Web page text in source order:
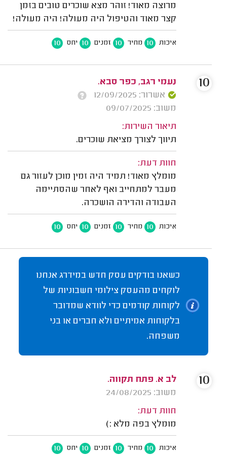
מרוצה מאוד! זוהר מצא שוכרים טובים בזמן
קצר מאוד והטיפול היה מעולה! היה מעולה!
איכות 10 מחיר 10 זמנים 10 יחס 10
נעמי רגב, כפר סבא.
אשרור: 12/09/2025
משוב: 09/07/2025
תיאור השירות:
תיווך לצורך מציאת שוכרים.
חוות דעת:
מומלץ מאוד! תמיד היה זמין מוכן לעזור גם
מעבר למתחייב ואף לאחר שהסתיימה
העבודה והדירה הושכרה.
איכות 10 מחיר 10 זמנים 10 יחס 10
10
כשאנו בודקים עסק חדש במידרג אנחנו
לוקחים מהעסק צילומי חשבוניות של
לקוחות קודמים כדי לוודא שמדובר
בלקוחות אמיתיים ולא חברים או בני
משפחה.
לב א. פתח תקווה.
משוב: 24/08/2025
חוות דעת:
מומלץ בפה מלא :)
איכות 10 מחיר 10 זמנים 10 יחס 10
10